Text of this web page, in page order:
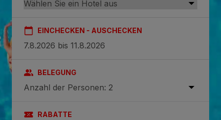
EINCHECKEN - AUSCHECKEN
BELEGUNG
Anzahl der Personen: 2
RABATTE